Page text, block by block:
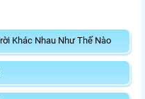
Khác Nhau Như Thế Nào